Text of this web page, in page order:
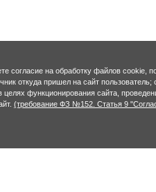
согласие на обработку файлов cookie,
откуда пришел на сайт
функционирования сайта,
(требование ФЗ №152. Статья 9